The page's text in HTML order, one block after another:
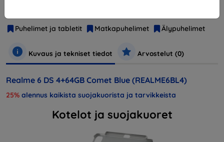
Puhelimet ja tabletit
Matkapuhelimet Älypuhelimet
Kuvaus ja tekniset tiedot Arvostelut (0)
Realme 6 DS 4+64GB Comet Blue (REALME6BL4)
25% alennus kaikista suojakuorista ja tarvikkeista
Kotelot ja suojakuoret